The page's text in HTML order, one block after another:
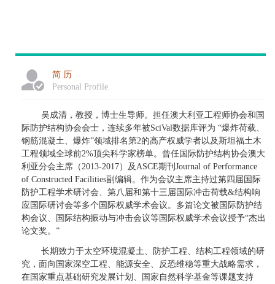
简 历
Personal Profile
吴成清，教授，博士生导师。 担任澳大利亚工程师协会和国
际防护结构协会会士，连续多年被SciVal数据库评为 “爆炸荷载、
钢筋混凝土、爆炸”领域排名第2的高产权威学者以及斯坦福土木
工程领域全球前2%顶尖科学家榜单。曾任国际防护结构协会澳大
利亚分会主席（2013-2017）及ASCE期刊Journal of Performance
of Constructed Facilities副编辑。作为会议主席主持过第四届国际
防护工程学术研讨会、第八届和第十三届国际冲击荷载&结构响
应国际研讨会等多个国际权威学术会议。多篇论文被国际防护结
构会议、国际结构振动与冲击会议等国际权威学术会议授予“杰出
论文奖。”
长期致力于太空环境混凝土、防护工程、结构工程领域的研
究，面向国家深空工程、能源安全、反恐维稳等重大战略需求，
在国家重点基础研究发展计划、国家自然科学基金等课题支持